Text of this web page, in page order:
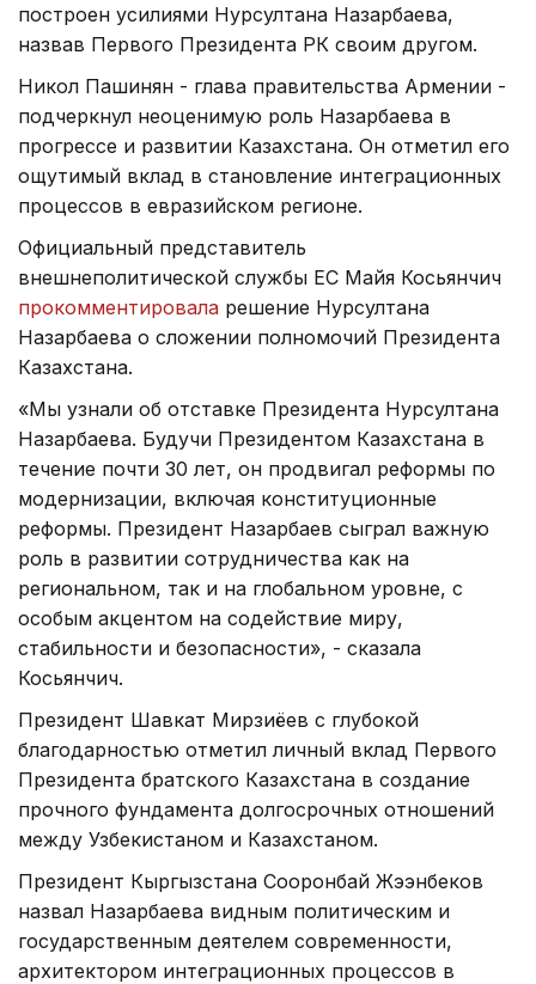
построен усилиями Нурсултана Назарбаева,
назвав Первого Президента РК своим другом.
Никол Пашинян - глава правительства Армении -
подчеркнул неоценимую роль Назарбаева в
прогрессе и развитии Казахстана. Он отметил его
ощутимый вклад в становление интеграционных
процессов в евразийском регионе.
Официальный представитель
внешнеполитической службы ЕС Майя Косьянчич
прокомментировала решение Нурсултана
Назарбаева о сложении полномочий Президента
Казахстана.
«Мы узнали об отставке Президента Нурсултана
Назарбаева. Будучи Президентом Казахстана в
течение почти 30 лет, он продвигал реформы по
модернизации, включая конституционные
реформы. Президент Назарбаев сыграл важную
роль в развитии сотрудничества как на
региональном, так и на глобальном уровне, с
особым акцентом на содействие миру,
стабильности и безопасности», - сказала
Косьянчич.
Президент Шавкат Мирзиёев с глубокой
благодарностью отметил личный вклад Первого
Президента братского Казахстана в создание
прочного фундамента долгосрочных отношений
между Узбекистаном и Казахстаном.
Президент Кыргызстана Сооронбай Жээнбеков
назвал Назарбаева видным политическим и
государственным деятелем современности,
архитектором интеграционных процессов в